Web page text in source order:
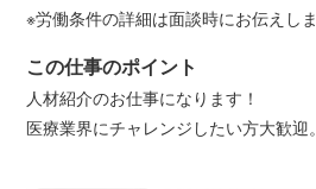
※労働条件の詳細は面談時にお伝えしま
この仕事のポイント
人材紹介のお仕事になります！
医療業界にチャレンジしたい方大歓迎。